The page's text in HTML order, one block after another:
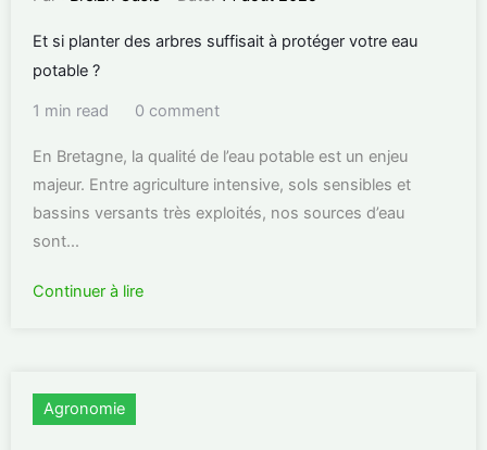
Et si planter des arbres suffisait à protéger votre eau
potable ?
1 min read 0 comment
En Bretagne, la qualité de l’eau potable est un enjeu
majeur. Entre agriculture intensive, sols sensibles et
bassins versants très exploités, nos sources d’eau
sont...
Continuer à lire
Agronomie